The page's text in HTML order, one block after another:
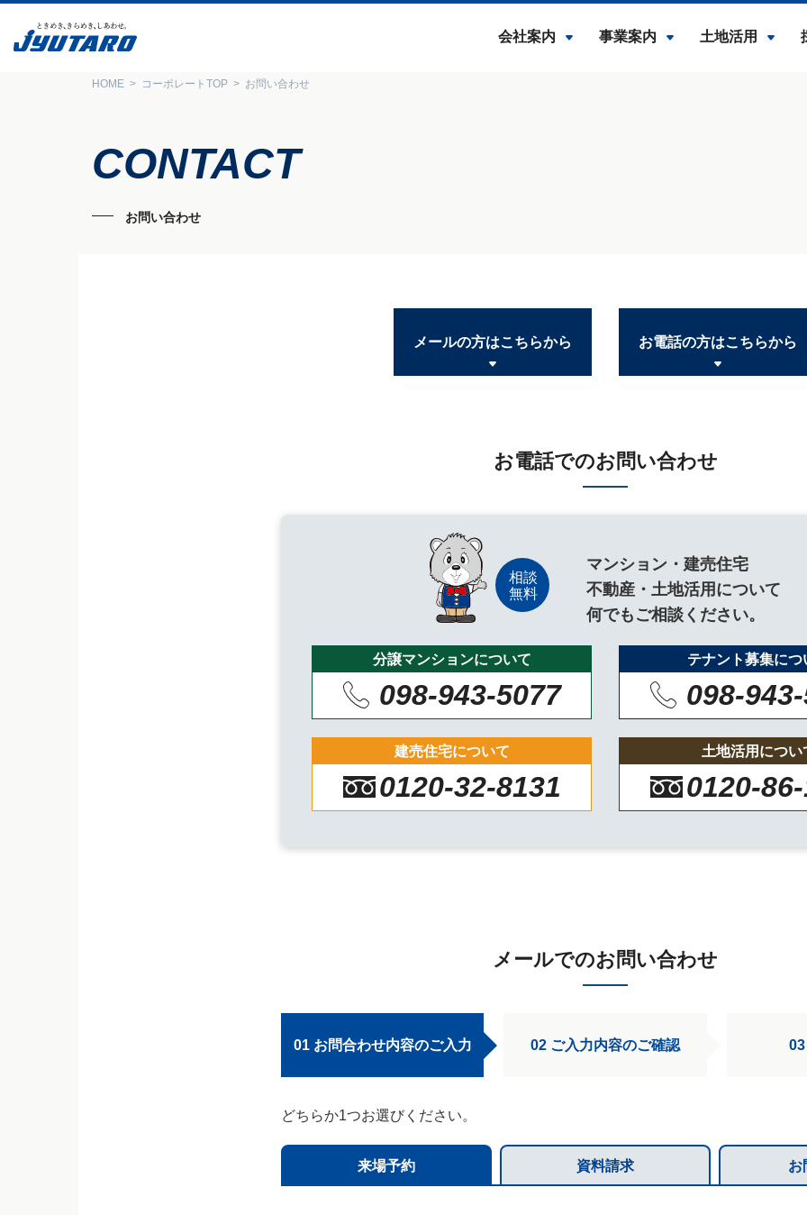
会社案内 事業案内 土地活用
HOME コーポレートTOP お問い合わせ
CONTACT
お問い合わせ
メールの方はこちらから お電話の方はこちらから
お電話でのお問い合わせ
マンション・建売住宅
不動産・土地活用について
何でもご相談ください。
分譲マンションについて
098-943-5077
テナント募集につ
098-
建売住宅について
0120-32-8131
土地活用につい
0120-
メールでのお問い合わせ
01 お問合わせ内容のご入力 02 ご入力内容のご確認
どちらか1つお選びください。
来場予約 資料請求 お
フリガナ 必須
お名前